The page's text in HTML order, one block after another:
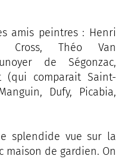
amis peintres : Henri
Cross, Théo Van
de Ségonzac,
(qui comparait Saint-
Dufy, Picabia,
splendide vue sur la
de gardien. On